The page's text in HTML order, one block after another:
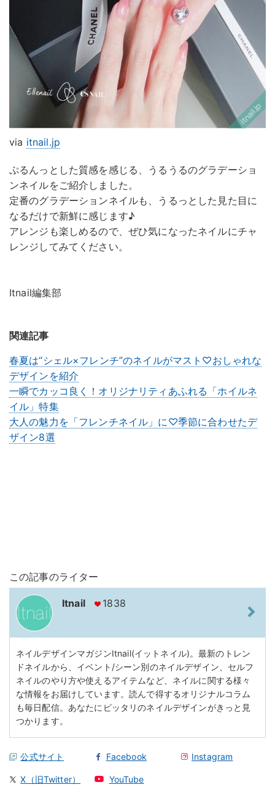
via itnail.jp
ぷるんっとした質感を感じる、うるうるのグラデーショ
ンネイルをご紹介しました。
定番のグラデーションネイルも、うるっとした見た目に
なるだけで新鮮に感じます♪
アレンジも楽しめるので、ぜひ気になったネイルにチャ
レンジしてみてください。
Itnail編集部
関連記事
春夏は“シェル×フレンチ”のネイルがマスト♡おしゃれな
デザインを紹介
一瞬でカッコ良く！オリジナリティあふれる「ホイルネ
イル」特集
大人の魅力を「フレンチネイル」に♡季節に合わせたデ
ザイン8選
この記事のライター
Itnail 1838
ネイルデザインマガジンItnail(イットネイル)。最新のトレン
ドネイルから、イベント/シーン別のネイルデザイン、セルフ
ネイルのやり方や使えるアイテムなど、ネイルに関する様々
な情報をお届けしています。読んで得するオリジナルコラム
も毎日配信。あなたにピッタリのネイルデザインがきっと見
つかります。
公式サイト Facebook Instagram
X（旧Twitter） YouTube